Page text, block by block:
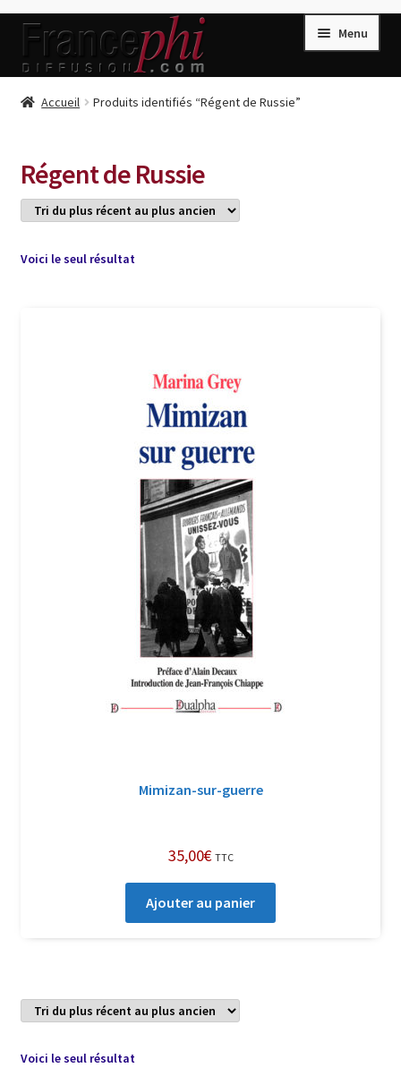
Aller
la
Aller
contenu
Menu
Accueil
Caisse
Compte
Conditions de Vente
Connection
Livres de Philippe Randa
Politique de confidentialité et cookies
Qui sommes-nous ?
Soutien à Philippe Randa
Suivi de la Commande
Accueil Produits identifiés “Régent de Russie”
Régent de Russie
Voici le seul résultat
Mimizan-sur-guerre
35,00€ TTC
Ajouter au panier
Voici le seul résultat